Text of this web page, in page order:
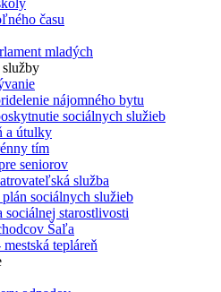
času
mladých
nájomného bytu
sociálnych služieb
a útulky
tím
seniorov
služba
sociálnych služieb
sociálnej starostlivosti
Šaľa
tepláreň